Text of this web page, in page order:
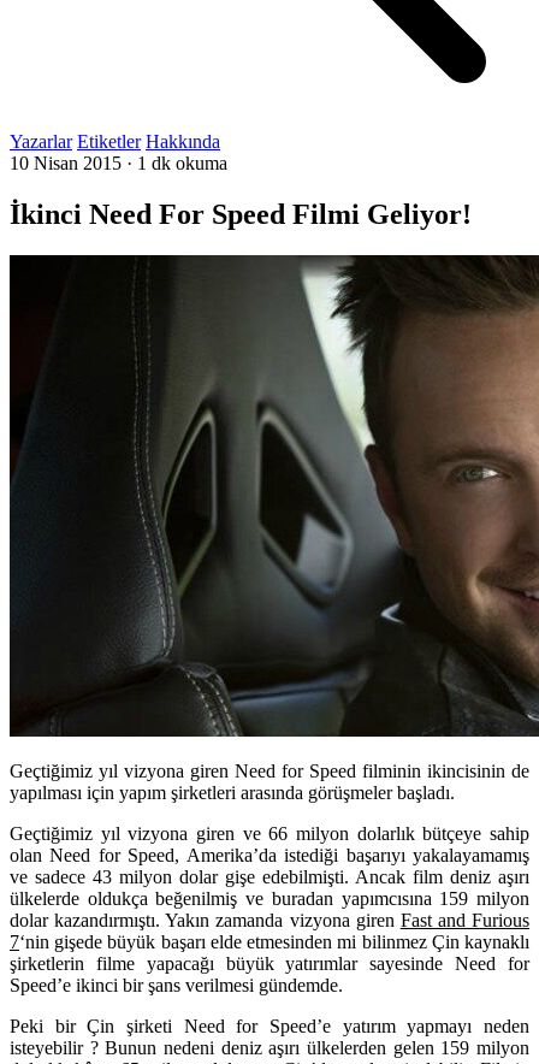
Yazarlar Etiketler Hakkında
10 Nisan 2015 · 1 dk okuma
İkinci Need For Speed Filmi Geliyor!
Geçtiğimiz yıl vizyona giren Need for Speed filminin ikincisinin de
yapılması için yapım şirketleri arasında görüşmeler başladı.
Geçtiğimiz yıl vizyona giren ve 66 milyon dolarlık bütçeye sahip
olanNeed for Speed, Amerika’da istediği başarıyı yakalayamamış
ve sadece 43 milyon dolar gişe edebilmişti. Ancak film deniz aşırı
ülkelerde oldukça beğenilmiş ve buradan yapımcısına 159 milyon
dolar kazandırmıştı. Yakın zamanda vizyona giren Fast and Furious
7‘nin gişede büyük başarı elde etmesinden mi bilinmez Çin kaynaklı
şirketlerin filme yapacağı büyük yatırımlar sayesinde Need for
Speed’e ikinci bir şans verilmesi gündemde.
Peki bir Çin şirketi Need for Speed’e yatırım yapmayı neden
isteyebilir ? Bunun nedeni deniz aşırı ülkelerden gelen 159 milyon